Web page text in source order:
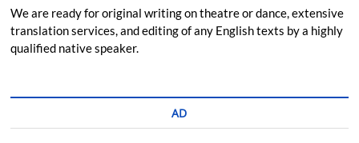
We are ready for original writing on theatre or dance, extensive
translation services, and editing of any English texts by a highly
qualified native speaker.
AD